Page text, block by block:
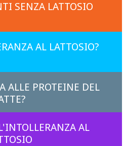
SENZA LATTOSIO
AL LATTOSIO?
ALLE PROTEINE DEL
AL